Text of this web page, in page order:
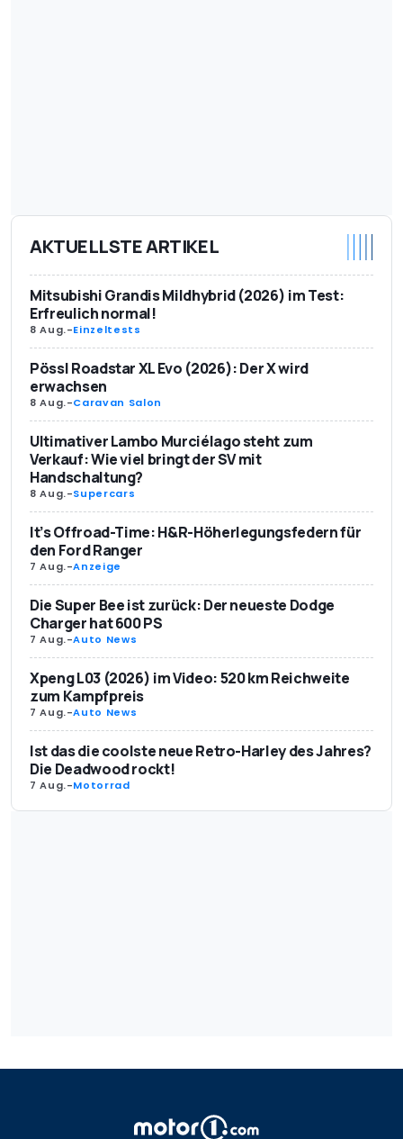
AKTUELLSTE ARTIKEL
Mitsubishi Grandis Mildhybrid (2026) im Test:
Erfreulich normal!
8 Aug.-Einzeltests
Pössl Roadstar XL Evo (2026): Der X wird
erwachsen
8 Aug.-Caravan Salon
Ultimativer Lambo Murciélago steht zum
Verkauf: Wie viel bringt der SV mit
Handschaltung?
8 Aug.-Supercars
It’s Offroad-Time: H&R-Höherlegungsfedern für
den Ford Ranger
7 Aug.-Anzeige
Die Super Bee ist zurück: Der neueste Dodge
Charger hat 600 PS
7 Aug.-Auto News
Xpeng L03 (2026) im Video: 520 km Reichweite
zum Kampfpreis
7 Aug.-Auto News
Ist das die coolste neue Retro-Harley des Jahres?
Die Deadwood rockt!
7 Aug.-Motorrad